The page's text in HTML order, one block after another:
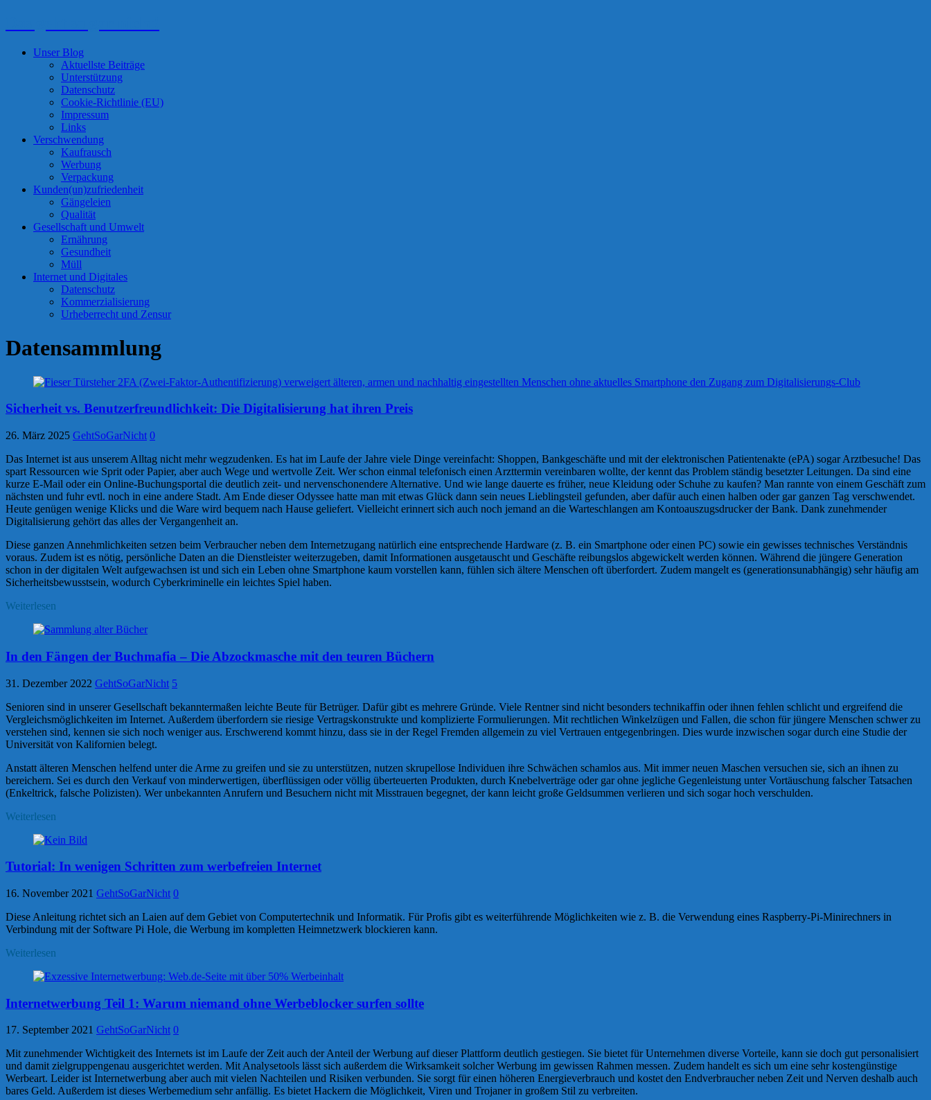
Unser Blog
Aktuellste Beiträge
Unterstützung
Datenschutz
Cookie-Richtlinie (EU)
Impressum
Links
Verschwendung
Kaufrausch
Werbung
Verpackung
Kunden(un)zufriedenheit
Gängeleien
Qualität
Gesellschaft und Umwelt
Ernährung
Gesundheit
Müll
Internet und Digitales
Datenschutz
Kommerzialisierung
Urheberrecht und Zensur
Datensammlung
Sicherheit vs. Benutzerfreundlichkeit: Die Digitalisierung hat ihren Preis
26. März 2025 GehtSoGarNicht 0
Das Internet ist aus unserem Alltag nicht mehr wegzudenken. Es hat im Laufe der Jahre viele Dinge vereinfacht: Shoppen, Bankgeschäfte und mit der elektronischen Patientenakte (ePA) sogar Arztbesuche! Das
spart Ressourcen wie Sprit oder Papier, aber auch Wege und wertvolle Zeit. Wer schon einmal telefonisch einen Arzttermin vereinbaren wollte, der kennt das Problem ständig besetzter Leitungen. Da sind eine
kurze E-Mail oder ein Online-Buchungsportal die deutlich zeit- und nervenschonendere Alternative. Und wie lange dauerte es früher, neue Kleidung oder Schuhe zu kaufen? Man rannte von einem Geschäft zum
nächsten und fuhr evtl. noch in eine andere Stadt. Am Ende dieser Odyssee hatte man mit etwas Glück dann sein neues Lieblingsteil gefunden, aber dafür auch einen halben oder gar ganzen Tag verschwendet.
Heute genügen wenige Klicks und die Ware wird bequem nach Hause geliefert. Vielleicht erinnert sich auch noch jemand an die Warteschlangen am Kontoauszugsdrucker der Bank. Dank zunehmender
Digitalisierung gehört das alles der Vergangenheit an.
Diese ganzen Annehmlichkeiten setzen beim Verbraucher neben dem Internetzugang natürlich eine entsprechende Hardware (z. B. ein Smartphone oder einen PC) sowie ein gewisses technisches Verständnis
voraus. Zudem ist es nötig, persönliche Daten an die Dienstleister weiterzugeben, damit Informationen ausgetauscht und Geschäfte reibungslos abgewickelt werden können. Während die jüngere Generation
schon in der digitalen Welt aufgewachsen ist und sich ein Leben ohne Smartphone kaum vorstellen kann, fühlen sich ältere Menschen oft überfordert. Zudem mangelt es (generationsunabhängig) sehr häufig am
Sicherheitsbewusstsein, wodurch Cyberkriminelle ein leichtes Spiel haben.
Weiterlesen
In den Fängen der Buchmafia – Die Abzockmasche mit den teuren Büchern
31. Dezember 2022 GehtSoGarNicht 5
Senioren sind in unserer Gesellschaft bekanntermaßen leichte Beute für Betrüger. Dafür gibt es mehrere Gründe. Viele Rentner sind nicht besonders technikaffin oder ihnen fehlen schlicht und ergreifend die
Vergleichsmöglichkeiten im Internet. Außerdem überfordern sie riesige Vertragskonstrukte und komplizierte Formulierungen. Mit rechtlichen Winkelzügen und Fallen, die schon für jüngere Menschen schwer zu
verstehen sind, kennen sie sich noch weniger aus. Erschwerend kommt hinzu, dass sie in der Regel Fremden allgemein zu viel Vertrauen entgegenbringen. Dies wurde inzwischen sogar durch eine Studie der
Universität von Kalifornien belegt.
Anstatt älteren Menschen helfend unter die Arme zu greifen und sie zu unterstützen, nutzen skrupellose Individuen ihre Schwächen schamlos aus. Mit immer neuen Maschen versuchen sie, sich an ihnen zu
bereichern. Sei es durch den Verkauf von minderwertigen, überflüssigen oder völlig überteuerten Produkten, durch Knebelverträge oder gar ohne jegliche Gegenleistung unter Vortäuschung falscher Tatsachen
(Enkeltrick, falsche Polizisten). Wer unbekannten Anrufern und Besuchern nicht mit Misstrauen begegnet, der kann leicht große Geldsummen verlieren und sich sogar hoch verschulden.
Weiterlesen
Tutorial: In wenigen Schritten zum werbefreien Internet
16. November 2021 GehtSoGarNicht 0
Diese Anleitung richtet sich an Laien auf dem Gebiet von Computertechnik und Informatik. Für Profis gibt es weiterführende Möglichkeiten wie z. B. die Verwendung eines Raspberry-Pi-Minirechners in
Verbindung mit der Software Pi Hole, die Werbung im kompletten Heimnetzwerk blockieren kann.
Weiterlesen
Internetwerbung Teil 1: Warum niemand ohne Werbeblocker surfen sollte
17. September 2021 GehtSoGarNicht 0
Mit zunehmender Wichtigkeit des Internets ist im Laufe der Zeit auch der Anteil der Werbung auf dieser Plattform deutlich gestiegen. Sie bietet für Unternehmen diverse Vorteile, kann sie doch gut personalisiert
und damit zielgruppengenau ausgerichtet werden. Mit Analysetools lässt sich außerdem die Wirksamkeit solcher Werbung im gewissen Rahmen messen. Zudem handelt es sich um eine sehr kostengünstige
Werbeart. Leider ist Internetwerbung aber auch mit vielen Nachteilen und Risiken verbunden. Sie sorgt für einen höheren Energieverbrauch und kostet den Endverbraucher neben Zeit und Nerven deshalb auch
bares Geld. Außerdem ist dieses Werbemedium sehr anfällig. Es bietet Hackern die Möglichkeit, Viren und Trojaner in großem Stil zu verbreiten.